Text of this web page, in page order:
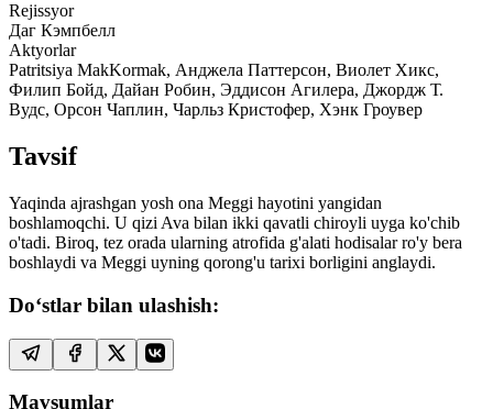
Rejissyor
Даг Кэмпбелл
Aktyorlar
Patritsiya MakKormak, Анджела Паттерсон, Виолет Хикс,
Филип Бойд, Дайан Робин, Эддисон Агилера, Джордж Т.
Вудс, Орсон Чаплин, Чарльз Кристофер, Хэнк Гроувер
Tavsif
Yaqinda ajrashgan yosh ona Meggi hayotini yangidan
boshlamoqchi. U qizi Ava bilan ikki qavatli chiroyli uyga ko'chib
o'tadi. Biroq, tez orada ularning atrofida g'alati hodisalar ro'y bera
boshlaydi va Meggi uyning qorong'u tarixi borligini anglaydi.
Do‘stlar bilan ulashish:
Mavsumlar